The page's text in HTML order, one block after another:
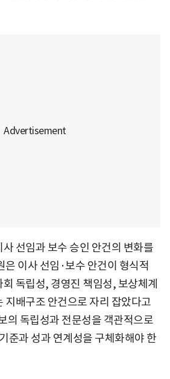
선임과 보수 승인 안건의 변화를
은 이사 선임·보수 안건이 형식적
독립성, 경영진 책임성, 보상체계
지배구조 안건으로 자리 잡았다고
의 독립성과 전문성을 객관적으로
준과 성과 연계성을 구체화해야 한